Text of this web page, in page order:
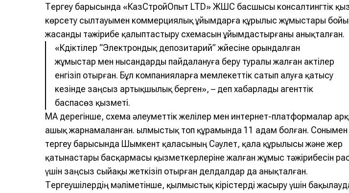
Тергеу барысында «КазСтройОпыт LTD» ЖШС басшысы консалтингтік
көрсету сылтауымен коммерциялық ұйымдарға құрылыс жұмыстары
жасанды тәжірибе қалыптастыру схемасын ұйымдастырғаны анықталған.
«Күдіктілер “Электрондық депозитарий” жүйесіне орындалған
жұмыстар мен нысандарды пайдалануға беру туралы жалған актілер
енгізіп отырған. Бұл компанияларға мемлекеттік сатып алуға қатысу
кезінде заңсыз артықшылық берген», – деп хабарлады агенттік
баспасөз қызметі.
ҚМА дерегінше, схема әлеуметтік желілер мен интернет-платформалар
ашық жарнамаланған. Қылмыстық топ құрамында 11 адам болған. Сонымен
тергеу барысында Шымкент қаласының Сәулет, қала құрылысы және жер
қатынастары басқармасы қызметкерлеріне жалған жұмыс тәжірибесін
үшін заңсыз сыйақы жеткізіп отырған делдалдар да анықталған.
Тергеушілердің мәліметінше, қылмыстық кірістерді жасыру үшін